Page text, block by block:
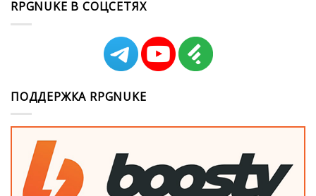
RPGNUKE В СОЦСЕТЯХ
ПОДДЕРЖКА RPGNUKE